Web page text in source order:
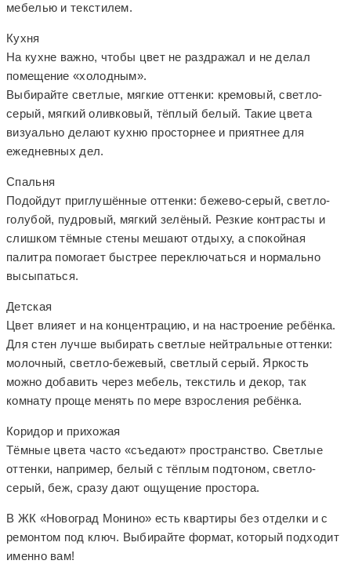
мебелью и текстилем.
Кухня
На кухне важно, чтобы цвет не раздражал и не делал
помещение «холодным».
Выбирайте светлые, мягкие оттенки: кремовый, светло-
серый, мягкий оливковый, тёплый белый. Такие цвета
визуально делают кухню просторнее и приятнее для
ежедневных дел.
Спальня
Подойдут приглушённые оттенки: бежево-серый, светло-
голубой, пудровый, мягкий зелёный. Резкие контрасты и
слишком тёмные стены мешают отдыху, а спокойная
палитра помогает быстрее переключаться и нормально
высыпаться.
Детская
Цвет влияет и на концентрацию, и на настроение ребёнка.
Для стен лучше выбирать светлые нейтральные оттенки:
молочный, светло-бежевый, светлый серый. Яркость
можно добавить через мебель, текстиль и декор, так
комнату проще менять по мере взросления ребёнка.
Коридор и прихожая
Тёмные цвета часто «съедают» пространство. Светлые
оттенки, например, белый с тёплым подтоном, светло-
серый, беж, сразу дают ощущение простора.
В ЖК «Новоград Монино» есть квартиры без отделки и с
ремонтом под ключ. Выбирайте формат, который подходит
именно вам!